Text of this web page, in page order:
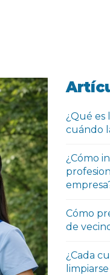
¿Qué es
cuándo
¿Cómo
Cómo
de
¿Cada